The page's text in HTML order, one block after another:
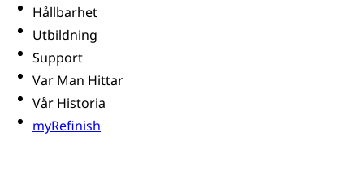
Hållbarhet
Utbildning
Support
Var Man Hittar
Vår Historia
myRefinish